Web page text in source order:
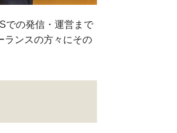
での発信・運営まで
ランスの方々にその